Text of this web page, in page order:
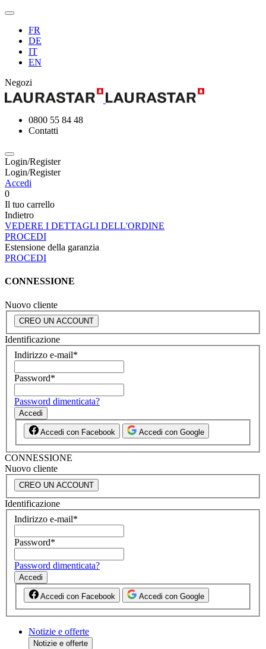
FR
DE
IT
EN
Negozi
0800 55 84 48
Contatti
Login/Register
Login/Register
Accedi
0
Il tuo carrello
Indietro
VEDERE I DETTAGLI DELL'ORDINE
PROCEDI
Estensione della garanzia
PROCEDI
CONNESSIONE
Nuovo cliente
CREO UN ACCOUNT
Identificazione
Indirizzo e-mail*
Password*
Password dimenticata?
Accedi
Accedi con Facebook Accedi con Google
CONNESSIONE
Nuovo cliente
CREO UN ACCOUNT
Identificazione
Indirizzo e-mail*
Password*
Password dimenticata?
Accedi
Accedi con Facebook Accedi con Google
Notizie e offerte
Notizie e offerte